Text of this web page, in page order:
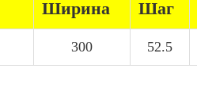
Ширина Шаг
300 52.5